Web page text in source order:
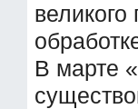
В марте